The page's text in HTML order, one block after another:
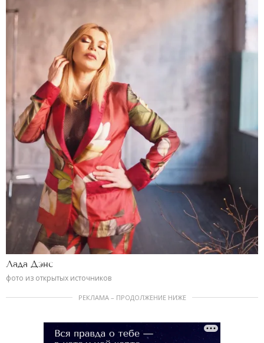
Лада Дэнс
фото из открытых источников
РЕКЛАМА – ПРОДОЛЖЕНИЕ НИЖЕ